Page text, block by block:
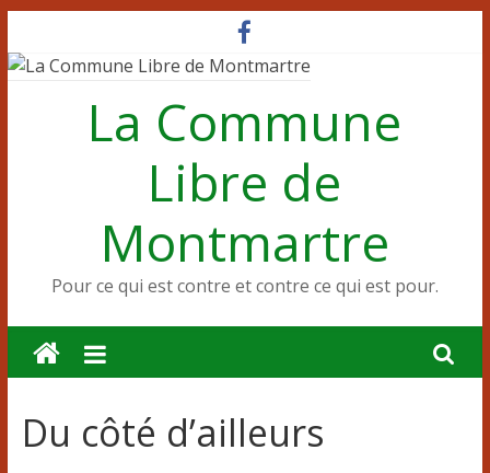
au
contenu
La Commune
Libre de
Montmartre
Pour ce qui est contre et contre ce qui est pour.
Du côté d’ailleurs